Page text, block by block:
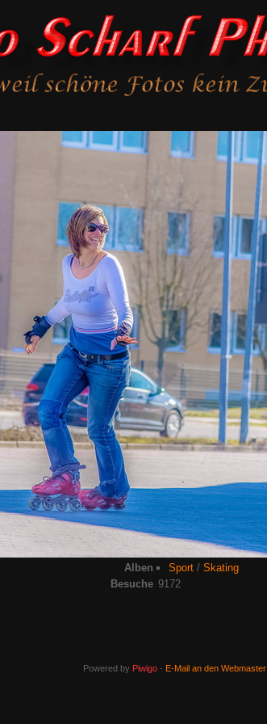
Alben Sport/ Skating
Besuche 9172
Powered by Piwigo- E-Mail an den Webmaster